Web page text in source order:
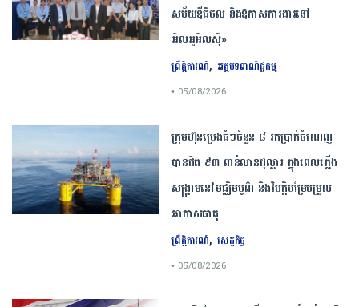
សម័យឌីជីថល និងឱកាសការងារនៅ
អិលអូអិលស៊ី»
ព្រឹត្តិការណ៍, អត្ថបទពាណិជ្ជកម្ម
• 05/08/2026
ក្រុមហ៊ុនប្រេងធំៗចំនួន ៨ រកប្រាក់ចំណេញ
បានជិត ៩៣ ពាន់លានដុល្លារ ក្នុងពេលភ្លើង
សង្គ្រាមនៅមជ្ឈិមបូព៌ា និងវិបត្តិបម្រែបម្រួល
អាកាសធាតុ
ព្រឹត្តិការណ៍, សេដ្ឋកិច្ច
• 05/08/2026